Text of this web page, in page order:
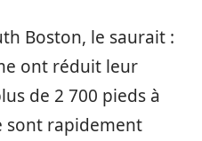
Boston, le saurait :
ont réduit leur
de 2 700 pieds à
sont rapidement